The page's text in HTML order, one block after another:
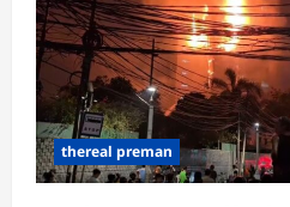
thereal preman